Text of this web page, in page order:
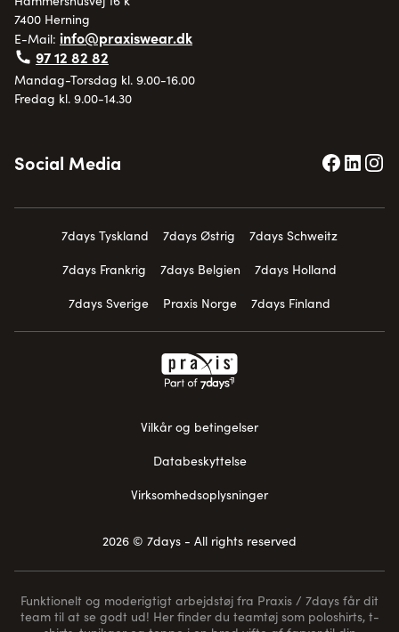
7400 Herning
E-Mail: info@praxiswear.dk
97 12 82 82
Mandag-Torsdag kl. 9.00-16.00
Fredag kl. 9.00-14.30
Social Media
7days Tyskland 7days Østrig
7days Schweitz
7days Frankrig
7days Belgien
7days Holland
7days Sverige
Praxis Norge 7days Finland
Vilkår og betingelser
Databeskyttelse
Virksomhedsoplysninger
2026 © 7days - All rights reserved
Funktionelt og moderigtigt arbejdstøj fra Praxis / 7days får dit
team til at se godt ud! Her finder du teamtøj som poloshirts, t-